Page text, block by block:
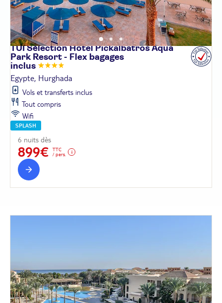
TUI Sélection Hôtel Pickalbatros Aqua
Park Resort - Flex bagages
inclus
Egypte, Hurghada
Vols et transferts inclus
Tout compris
Wifi
SPLASH
6 nuits dès
899€
TTC
/ pers.